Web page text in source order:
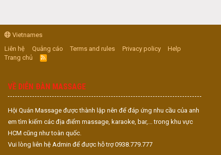
Vietnames
Liên hệ
Quảng cáo Terms and rules Privacy policy
Help
Trang chủ
R
S
VỀ DIỄN ĐÀN MASSAGE
Hội Quán Massage được thành lập nên để đáp ứng nhu cầu của anh
em tìm kiếm các địa điểm massage, karaoke, bar,... trong khu vực
HCM cũng như toàn quốc.
Vui lòng liên hệ Admin để được hỗ trợ 0938.779.777